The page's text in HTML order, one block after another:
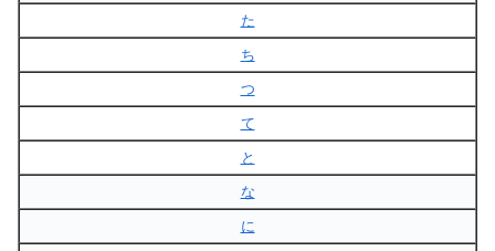
た
ち
つ
て
と
な
に